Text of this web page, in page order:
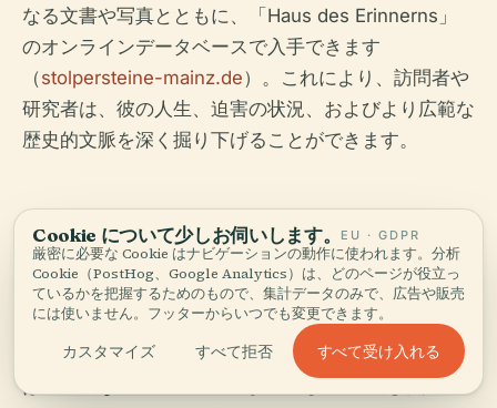
なる文書や写真とともに、「Haus des Erinnerns」
のオンラインデータベースで入手できます
（stolpersteine-mainz.de）。これにより、訪問者や
研究者は、彼の人生、迫害の状況、およびより広範な
歴史的文脈を深く掘り下げることができます。
コミュニティの関与と追
悼の儀式
マインツのシュトルパーシュタイン・プロジェクト
は、活発なコミュニティの参加によって支えられてい
Cookie について少しお伺いします。 EU · GDPR
厳密に必要な Cookie はナビゲーションの動作に使われます。分析
Cookie（PostHog、Google Analytics）は、どのページが役立っ
ているかを把握するためのもので、集計データのみで、広告や販売
には使いません。フッターからいつでも変更できます。
カスタマイズ すべて拒否 すべて受け入れる